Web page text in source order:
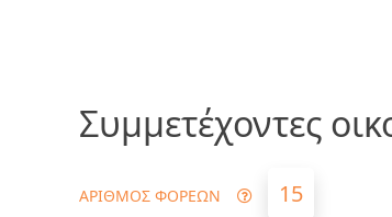
Συμμετέχοντες
ΑΡΙΘΜΟΣ ΦΟΡΕΩΝ 15